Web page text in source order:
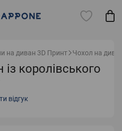
на диван 3D Принт Чохол на
королівського
відгук